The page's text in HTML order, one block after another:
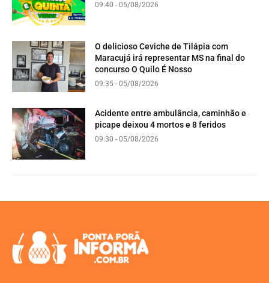
09:40 - 05/08/2026
O delicioso Ceviche de Tilápia com
Maracujá irá representar MS na final do
concurso O Quilo É Nosso
09:35 - 05/08/2026
Acidente entre ambulância, caminhão e
picape deixou 4 mortos e 8 feridos
09:30 - 05/08/2026